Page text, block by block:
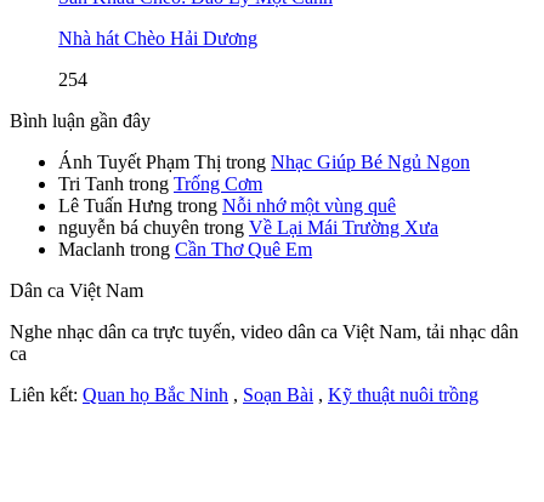
Nhà hát Chèo Hải Dương
254
Bình luận gần đây
Ánh Tuyết Phạm Thị trong Nhạc Giúp Bé Ngủ Ngon
Tri Tanh trong Trống Cơm
Lê Tuấn Hưng trong Nỗi nhớ một vùng quê
nguyễn bá chuyên trong Về Lại Mái Trường Xưa
Maclanh trong Cần Thơ Quê Em
Dân ca Việt Nam
Nghe nhạc dân ca trực tuyến, video dân ca Việt Nam, tải nhạc dân
ca
Liên kết: Quan họ Bắc Ninh , Soạn Bài , Kỹ thuật nuôi trồng